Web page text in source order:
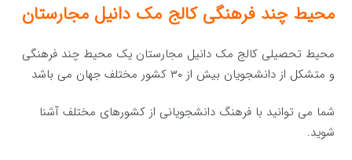
محیط چند فرهنگی کالج مک دانیل مجارستان
محیط تحصیلی کالج مک دانیل مجارستان یک محیط چند فرهنگی
و متشکل از دانشجویان بیش از ۳۰ کشور مختلف جهان می باشد
شما می توانید با فرهنگ دانشجویانی از کشورهای مختلف آشنا
شوید.